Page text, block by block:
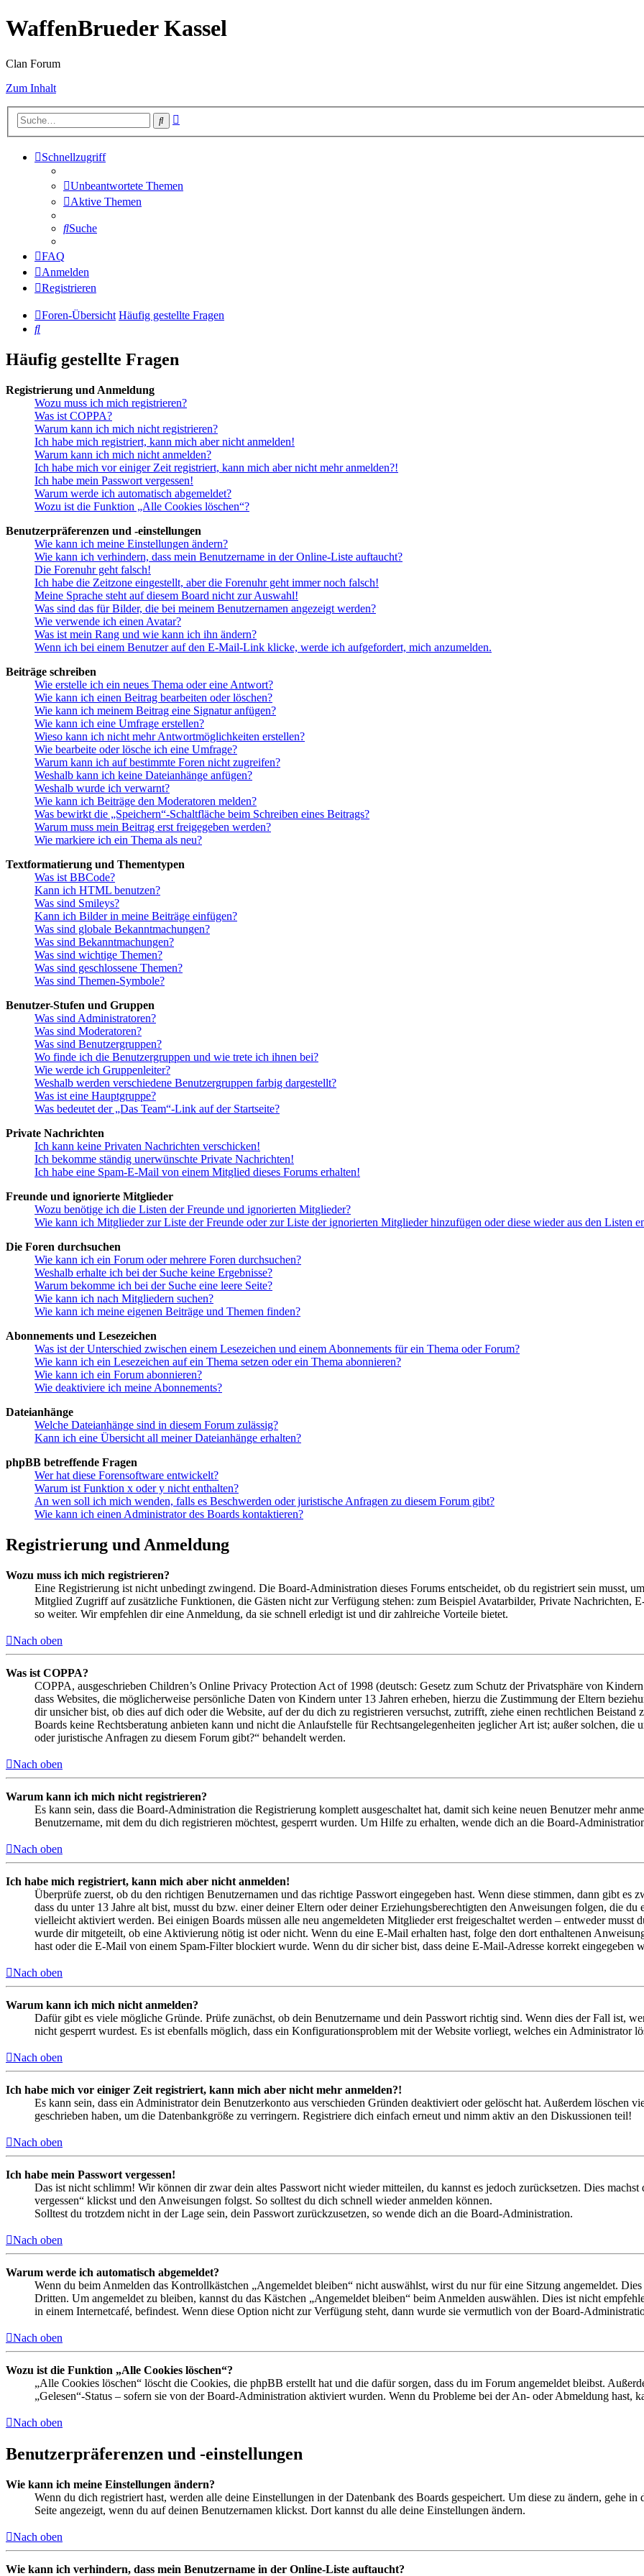
WaffenBrueder Kassel
Clan Forum
Zum Inhalt
Suche
Schnellzugriff
Unbeantwortete Themen
Aktive Themen
Suche
FAQ
Anmelden
Registrieren
Foren-Übersicht Häufig gestellte Fragen
Suche
Häufig gestellte Fragen
Registrierung und Anmeldung
Wozu muss ich mich registrieren?
Was ist COPPA?
Warum kann ich mich nicht registrieren?
Ich habe mich registriert, kann mich aber nicht anmelden!
Warum kann ich mich nicht anmelden?
Ich habe mich vor einiger Zeit registriert, kann mich aber nicht mehr anmelden?!
Ich habe mein Passwort vergessen!
Warum werde ich automatisch abgemeldet?
Wozu ist die Funktion „Alle Cookies löschen“?
Benutzerpräferenzen und -einstellungen
Wie kann ich meine Einstellungen ändern?
Wie kann ich verhindern, dass mein Benutzername in der Online-Liste auftaucht?
Die Forenuhr geht falsch!
Ich habe die Zeitzone eingestellt, aber die Forenuhr geht immer noch falsch!
Meine Sprache steht auf diesem Board nicht zur Auswahl!
Was sind das für Bilder, die bei meinem Benutzernamen angezeigt werden?
Wie verwende ich einen Avatar?
Was ist mein Rang und wie kann ich ihn ändern?
Wenn ich bei einem Benutzer auf den E-Mail-Link klicke, werde ich aufgefordert, mich anzumelden.
Beiträge schreiben
Wie erstelle ich ein neues Thema oder eine Antwort?
Wie kann ich einen Beitrag bearbeiten oder löschen?
Wie kann ich meinem Beitrag eine Signatur anfügen?
Wie kann ich eine Umfrage erstellen?
Wieso kann ich nicht mehr Antwortmöglichkeiten erstellen?
Wie bearbeite oder lösche ich eine Umfrage?
Warum kann ich auf bestimmte Foren nicht zugreifen?
Weshalb kann ich keine Dateianhänge anfügen?
Weshalb wurde ich verwarnt?
Wie kann ich Beiträge den Moderatoren melden?
Was bewirkt die „Speichern“-Schaltfläche beim Schreiben eines Beitrags?
Warum muss mein Beitrag erst freigegeben werden?
Wie markiere ich ein Thema als neu?
Textformatierung und Thementypen
Was ist BBCode?
Kann ich HTML benutzen?
Was sind Smileys?
Kann ich Bilder in meine Beiträge einfügen?
Was sind globale Bekanntmachungen?
Was sind Bekanntmachungen?
Was sind wichtige Themen?
Was sind geschlossene Themen?
Was sind Themen-Symbole?
Benutzer-Stufen und Gruppen
Was sind Administratoren?
Was sind Moderatoren?
Was sind Benutzergruppen?
Wo finde ich die Benutzergruppen und wie trete ich ihnen bei?
Wie werde ich Gruppenleiter?
Weshalb werden verschiedene Benutzergruppen farbig dargestellt?
Was ist eine Hauptgruppe?
Was bedeutet der „Das Team“-Link auf der Startseite?
Private Nachrichten
Ich kann keine Privaten Nachrichten verschicken!
Ich bekomme ständig unerwünschte Private Nachrichten!
Ich habe eine Spam-E-Mail von einem Mitglied dieses Forums erhalten!
Freunde und ignorierte Mitglieder
Wozu benötige ich die Listen der Freunde und ignorierten Mitglieder?
Wie kann ich Mitglieder zur Liste der Freunde oder zur Liste der ignorierten Mitglieder hinzufügen oder diese wieder aus den Listen
Die Foren durchsuchen
Wie kann ich ein Forum oder mehrere Foren durchsuchen?
Weshalb erhalte ich bei der Suche keine Ergebnisse?
Warum bekomme ich bei der Suche eine leere Seite?
Wie kann ich nach Mitgliedern suchen?
Wie kann ich meine eigenen Beiträge und Themen finden?
Abonnements und Lesezeichen
Was ist der Unterschied zwischen einem Lesezeichen und einem Abonnements für ein Thema oder Forum?
Wie kann ich ein Lesezeichen auf ein Thema setzen oder ein Thema abonnieren?
Wie kann ich ein Forum abonnieren?
Wie deaktiviere ich meine Abonnements?
Dateianhänge
Welche Dateianhänge sind in diesem Forum zulässig?
Kann ich eine Übersicht all meiner Dateianhänge erhalten?
phpBB betreffende Fragen
Wer hat diese Forensoftware entwickelt?
Warum ist Funktion x oder y nicht enthalten?
An wen soll ich mich wenden, falls es Beschwerden oder juristische Anfragen zu diesem Forum gibt?
Wie kann ich einen Administrator des Boards kontaktieren?
Registrierung und Anmeldung
Wozu muss ich mich registrieren?
Eine Registrierung ist nicht unbedingt zwingend. Die Board-Administration dieses Forums entscheidet, ob du registriert sein musst,
Mitglied Zugriff auf zusätzliche Funktionen, die Gästen nicht zur Verfügung stehen: zum Beispiel Avatarbilder, Private Nachrichten,
so weiter. Wir empfehlen dir eine Anmeldung, da sie schnell erledigt ist und dir zahlreiche Vorteile bietet.
Nach oben
Was ist COPPA?
COPPA, ausgeschrieben Children’s Online Privacy Protection Act of 1998 (deutsch: Gesetz zum Schutz der Privatsphäre von
dass Websites, die möglicherweise persönliche Daten von Kindern unter 13 Jahren erheben, hierzu die Zustimmung der Eltern
dir unsicher bist, ob dies auf dich oder die Website, auf der du dich zu registrieren versuchst, zutrifft, ziehe einen rechtlichen
Boards keine Rechtsberatung anbieten kann und nicht die Anlaufstelle für Rechtsangelegenheiten jeglicher Art ist; außer solchen,
oder juristische Anfragen zu diesem Forum gibt?“ behandelt werden.
Nach oben
Warum kann ich mich nicht registrieren?
Es kann sein, dass die Board-Administration die Registrierung komplett ausgeschaltet hat, damit sich keine neuen Benutzer mehr
Benutzername, mit dem du dich registrieren möchtest, gesperrt wurden. Um Hilfe zu erhalten, wende dich an die Board-
Nach oben
Ich habe mich registriert, kann mich aber nicht anmelden!
Überprüfe zuerst, ob du den richtigen Benutzernamen und das richtige Passwort eingegeben hast. Wenn diese stimmen, dann gibt es
dass du unter 13 Jahre alt bist, musst du bzw. einer deiner Eltern oder deiner Erziehungsberechtigten den Anweisungen folgen, die
vielleicht aktiviert werden. Bei einigen Boards müssen alle neu angemeldeten Mitglieder erst freigeschaltet werden – entweder musst
wurde dir mitgeteilt, ob eine Aktivierung nötig ist oder nicht. Wenn du eine E-Mail erhalten hast, folge den dort enthaltenen
hast oder die E-Mail von einem Spam-Filter blockiert wurde. Wenn du dir sicher bist, dass deine E-Mail-Adresse korrekt eingegeben
Nach oben
Warum kann ich mich nicht anmelden?
Dafür gibt es viele mögliche Gründe. Prüfe zunächst, ob dein Benutzername und dein Passwort richtig sind. Wenn dies der Fall ist,
nicht gesperrt wurdest. Es ist ebenfalls möglich, dass ein Konfigurationsproblem mit der Website vorliegt, welches ein Administrator
Nach oben
Ich habe mich vor einiger Zeit registriert, kann mich aber nicht mehr anmelden?!
Es kann sein, dass ein Administrator dein Benutzerkonto aus verschieden Gründen deaktiviert oder gelöscht hat. Außerdem löschen
geschrieben haben, um die Datenbankgröße zu verringern. Registriere dich einfach erneut und nimm aktiv an den Diskussionen teil!
Nach oben
Ich habe mein Passwort vergessen!
Das ist nicht schlimm! Wir können dir zwar dein altes Passwort nicht wieder mitteilen, du kannst es jedoch zurücksetzen. Dies
vergessen“ klickst und den Anweisungen folgst. So solltest du dich schnell wieder anmelden können.
Solltest du trotzdem nicht in der Lage sein, dein Passwort zurückzusetzen, so wende dich an die Board-Administration.
Nach oben
Warum werde ich automatisch abgemeldet?
Wenn du beim Anmelden das Kontrollkästchen „Angemeldet bleiben“ nicht auswählst, wirst du nur für eine Sitzung angemeldet.
Dritten. Um angemeldet zu bleiben, kannst du das Kästchen „Angemeldet bleiben“ beim Anmelden auswählen. Dies ist nicht
in einem Internetcafé, befindest. Wenn diese Option nicht zur Verfügung steht, dann wurde sie vermutlich von der Board-
Nach oben
Wozu ist die Funktion „Alle Cookies löschen“?
„Alle Cookies löschen“ löscht die Cookies, die phpBB erstellt hat und die dafür sorgen, dass du im Forum angemeldet bleibst.
„Gelesen“-Status – sofern sie von der Board-Administration aktiviert wurden. Wenn du Probleme bei der An- oder Abmeldung hast,
Nach oben
Benutzerpräferenzen und -einstellungen
Wie kann ich meine Einstellungen ändern?
Wenn du dich registriert hast, werden alle deine Einstellungen in der Datenbank des Boards gespeichert. Um diese zu ändern, gehe
Seite angezeigt, wenn du auf deinen Benutzernamen klickst. Dort kannst du alle deine Einstellungen ändern.
Nach oben
Wie kann ich verhindern, dass mein Benutzername in der Online-Liste auftaucht?